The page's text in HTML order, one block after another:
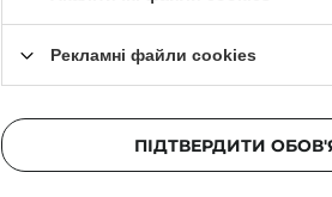
685,00
Рекламні файли cookies
ПІДТВЕРДИТИ